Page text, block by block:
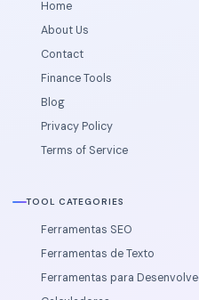
Home
About Us
Contact
Finance Tools
Blog
Privacy Policy
Terms of Service
TOOL CATEGORIES
Ferramentas SEO
Ferramentas de Texto
Ferramentas para